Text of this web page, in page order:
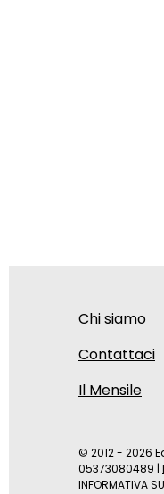
Chi siamo
Contattaci
Il Mensile
© 2012 - 2026
05373080489 |
INFORMATIVA